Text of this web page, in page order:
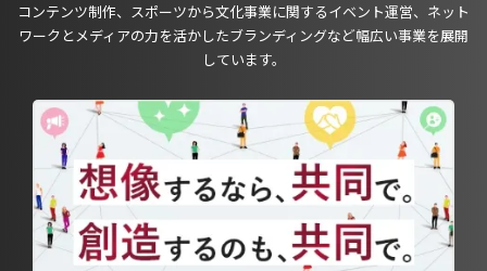
コンテンツ制作、スポーツから文化事業に関するイベント運営、ネット
ワークとメディアの力を活かしたブランディングなど幅広い事業を展開
しています。